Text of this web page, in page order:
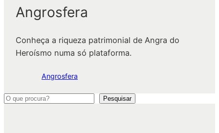
Angrosfera
Conheça a riqueza patrimonial de Angra do
Heroísmo numa só plataforma.
Angrosfera
P
Pesquisar